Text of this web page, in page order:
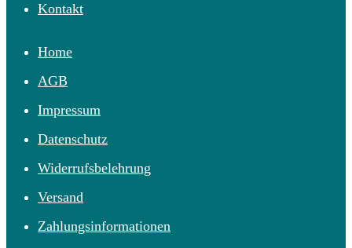
Kontakt
Home
AGB
Impressum
Datenschutz
Widerrufsbelehrung
Versand
Zahlungsinformationen